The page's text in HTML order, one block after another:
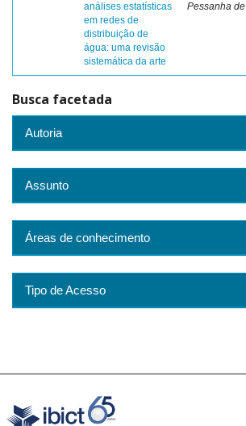
análises estatísticas
em redes de
distribuição de
água: uma revisão
sistemática da arte
Pessanha de
Busca facetada
Autoria
Assunto
Áreas de conhecimento
Tipo de Acesso